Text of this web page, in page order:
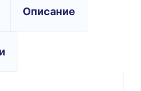
Описание